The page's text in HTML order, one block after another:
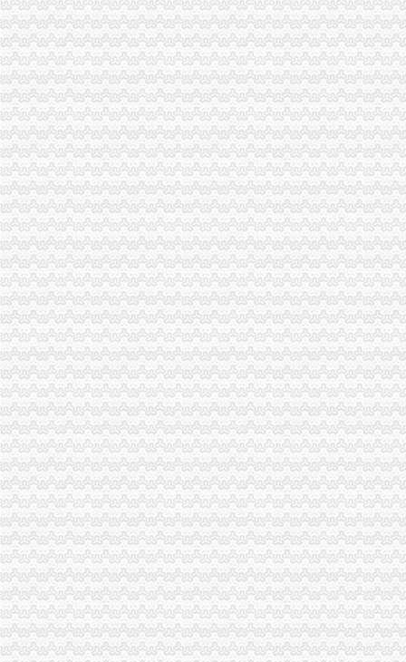
南川局重庆税务注销成功调解一燃放烟花竹纠纷申诉案件
石柱局重庆代办公司三举措加农资监管有实效
北部新区局重庆税务注销对南山植物园虚标识作出行政告诫
渝北局在网络购物领域查获56万元的重庆公司注销冒侵权商品
北碚局重庆分公司注销静观所紧扣民生发展微型企业成效明显
潼南局重庆代办公司全面加菜花节食品安全工作
2010年重庆市重庆税务注销流通领域激光视盘机质量监测况
2010年重庆市重庆营业执照注销流通领域电磁灶质量监测况
市重庆分公司注销政协副主席谢小对市局商标工作作出批示
“和硕联合”重庆公司注销正式落户两江新区
市重庆营业执照注销局12315综合指挥调度中心2月份受理况分析
执法局重庆代办公司创新举措加网络违法案件查办
长寿局重庆税务注销商标发展实现开门红
垫江局重庆营业执照注销创先争优活动呈现五大点
巫溪局精心谋划“3.15”重庆公司注销活动
黔江局重庆营业执照注销净化校园及周边环境
城口局“齐收集、多联合、巧施行”重庆营业执照注销谋划“3.15”活动
2010年重庆市重庆代办公司流通领域电热毯质量监测况
2010年重庆市重庆公司注销流通领域插头插座质量监测况
沈金副局重庆分公司注销长对北碚局工作提出五点要求
市微企办、重庆税务注销市教委组织召开在校大创办微企座谈会
市重庆税务注销局机关全力帮扶铁峰乡留守儿童
执法局重庆代办公司总支创先争优活动获佳绩
潼南局重庆分公司注销四举措抓案件质量
市重庆代办公司局田野副巡视员率队开展2010年区县食品安全工作考核
波局重庆公司注销长到永川局调研
2月份全市重庆公司注销动产押融资况分析
市重庆分公司注销局突出重点组织开展葡萄酒市场专项执法检查
市重庆税务注销局将开展流通环节食品安全百日专项执法行动
市重庆公司注销局12315综合指挥调度中心3月份第1周受理况
波局长、重庆税务注销郭翔副局长出席市局办公室支部专题民主生活会
2010年重庆市重庆税务注销流通领域洗衣机质量监测况
2010年重庆市重庆公司注销流通领域电冰柜质量监测况
市重庆税务注销局电子商务经营主体2011年2月份监测统计报告
全系统唱读讲活动入选重庆卫视《天天红歌会》栏目